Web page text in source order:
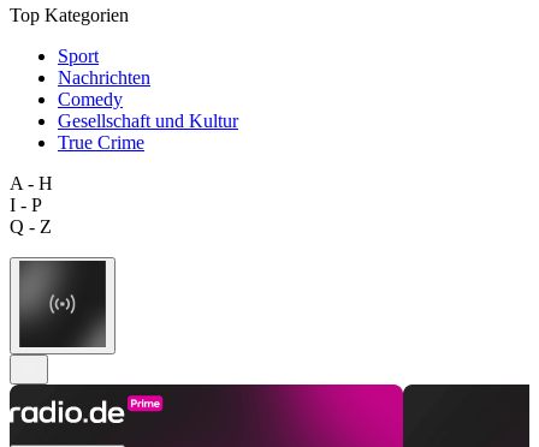
Top Kategorien
Sport
Nachrichten
Comedy
Gesellschaft und Kultur
True Crime
A - H
I - P
Q - Z